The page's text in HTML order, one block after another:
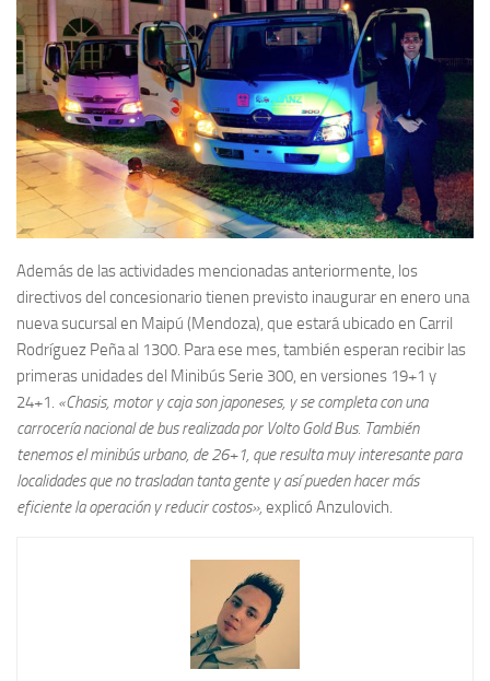
Además de las actividades mencionadas anteriormente, los
directivos del concesionario tienen previsto inaugurar en enero una
nueva sucursal en Maipú (Mendoza), que estará ubicado en Carril
Rodríguez Peña al 1300. Para ese mes, también esperan recibir las
primeras unidades del Minibús Serie 300, en versiones 19+1 y
24+1. «Chasis, motor y caja son japoneses, y se completa con una
carrocería nacional de bus realizada por Volto Gold Bus. También
tenemos el minibús urbano, de 26+1, que resulta muy interesante para
localidades que no trasladan tanta gente y así pueden hacer más
eficiente la operación y reducir costos», explicó Anzulovich.